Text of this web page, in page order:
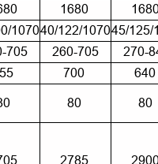
1680
107040/122/107045/125/
705 260-705
270-
700
640
80 80
2785